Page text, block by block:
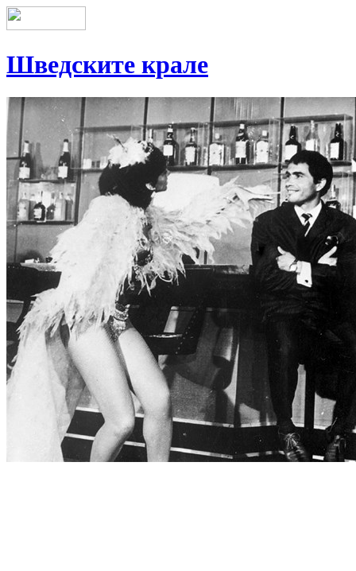
Шведските крале